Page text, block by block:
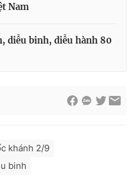
Nam
diễu binh, diễu hành 80
khánh 2/9
binh